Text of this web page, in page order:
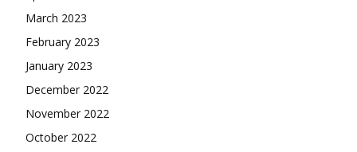
March 2023
February 2023
January 2023
December 2022
November 2022
October 2022